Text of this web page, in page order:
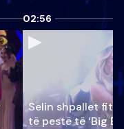
02:56
Selin shpallet
të pestë të ‘Big